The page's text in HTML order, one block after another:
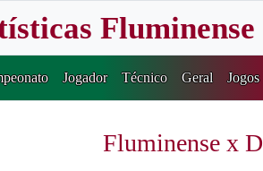
Fluminense
Jogador Técnico Geral Jogos
Fluminense x